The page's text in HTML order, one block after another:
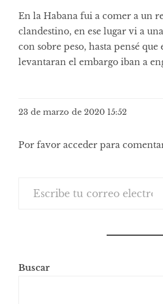
En la Habana fui a comer a un
clandestino, en ese lugar vi a
con sobre peso, hasta pensé que
levantaran el embargo iban a
23 de marzo de 2020 15:52
Por favor acceder para
Buscar